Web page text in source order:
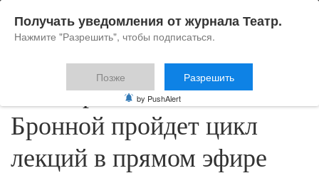
В Театре на Малой
Бронной пройдет цикл
лекций в прямом эфире
Получать уведомления от журнала Театр.
Нажмите "Разрешить", чтобы подписаться.
Позже Разрешить
by PushAlert